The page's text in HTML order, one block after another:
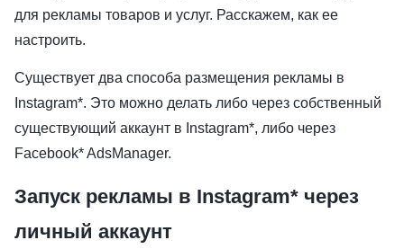
для рекламы товаров и услуг. Расскажем, как ее
настроить.
Существует два способа размещения рекламы в
Instagram*. Это можно делать либо через собственный
существующий аккаунт в Instagram*, либо через
Facebook* AdsManager.
Запуск рекламы в Instagram* через
личный аккаунт